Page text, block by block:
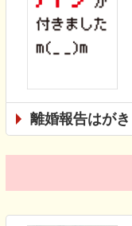
離婚報告はがき